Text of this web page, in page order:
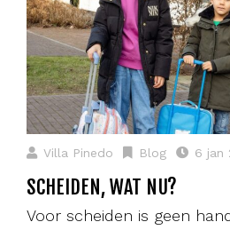
Villa Pinedo Blog 6 jan
SCHEIDEN, WAT NU?
Voor scheiden is geen